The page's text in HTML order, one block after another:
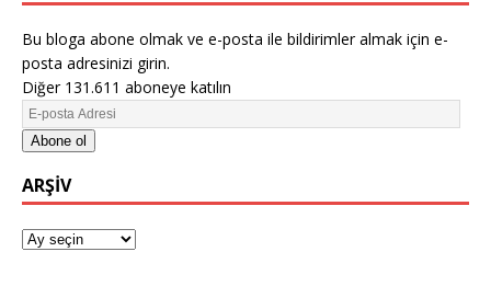
Bu bloga abone olmak ve e-posta ile bildirimler almak için e-
posta adresinizi girin.
Diğer 131.611 aboneye katılın
Abone ol
ARŞIV